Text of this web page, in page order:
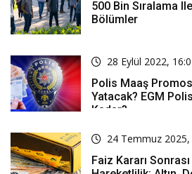
500 Bin Sıralama
Bölümler
28 Eylül 2022,
Polis Maaş
Yatacak? EGM
Kadar?
24 Temmuz 2025,
Faiz Kararı